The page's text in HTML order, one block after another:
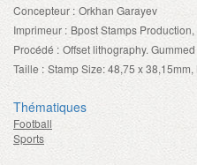
Concepteur : Orkhan Garayev
Imprimeur : Bpost Stamps
Procédé : Offset lithography.
Taille : Stamp Size: 48,75 x
Thématiques
Football
Sports